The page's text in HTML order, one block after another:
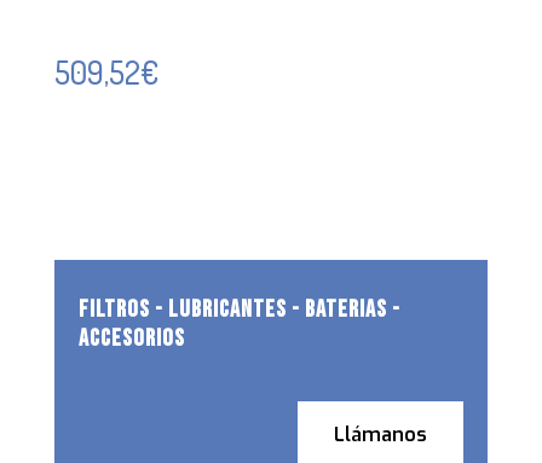
509,52€
FILTROS - LUBRICANTES - BATERIAS -
ACCESORIOS
Llámanos